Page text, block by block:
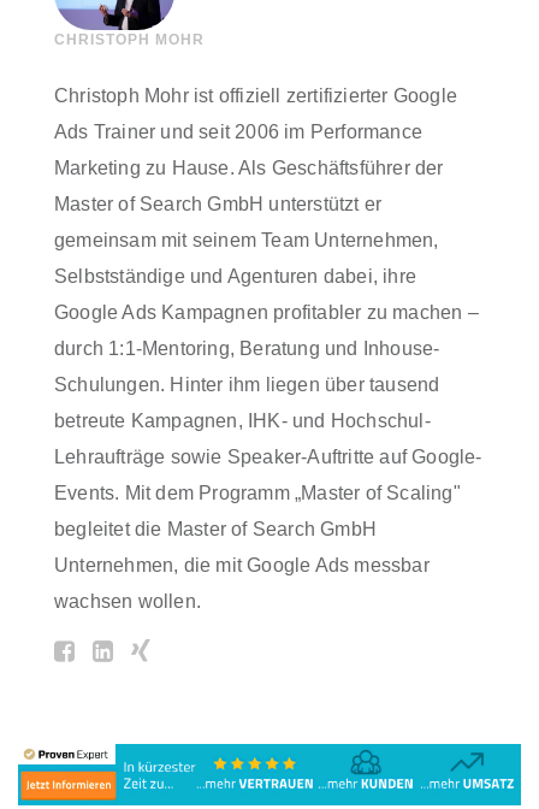
CHRISTOPH MOHR
Christoph Mohr ist offiziell zertifizierter Google
Ads Trainer und seit 2006 im Performance
Marketing zu Hause. Als Geschäftsführer der
Master of Search GmbH unterstützt er
gemeinsam mit seinem Team Unternehmen,
Selbstständige und Agenturen dabei, ihre
Google Ads Kampagnen profitabler zu machen –
durch 1:1-Mentoring, Beratung und Inhouse-
Schulungen. Hinter ihm liegen über tausend
betreute Kampagnen, IHK- und Hochschul-
Lehraufträge sowie Speaker-Auftritte auf Google-
Events. Mit dem Programm „Master of Scaling"
begleitet die Master of Search GmbH
Unternehmen, die mit Google Ads messbar
wachsen wollen.